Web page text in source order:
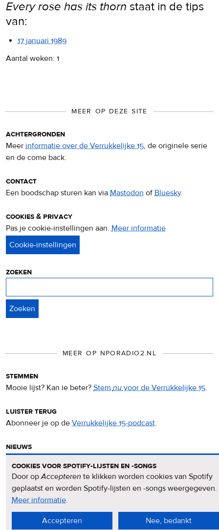
Every rose has its thorn staat in de tips
van:
17 januari 1989
Aantal weken: 1
MEER OP DEZE SITE
achtergronden
Meer informatie over de Verrukkelijke 15, de originele serie
en de come back.
contact
Een boodschap sturen kan via Mastodon ofBluesky.
cookies & privacy
Pas je cookie-instellingen aan. Meer informatie
zoeken
MEER OP NPORADIO2.NL
stemmen
Mooie lijst? Kan ie beter? Stemnuvoor de Verrukkelijke 15.
luister terug
Abonneer je op de Verrukkelijke 15-podcast.
nieuws
nieuwsbrief
Meld je aan voor deVerrukkelijke 15-nieuwsbrief.
cookies voor spotify-lijsten en -songs
Door opAccepteren te klikken worden cookies van Spotify
geplaatst en worden Spotify-lijsten en -songs weergegeven.
Meer informatieover
privacy
&
.
Accepteren Nee, bedankt